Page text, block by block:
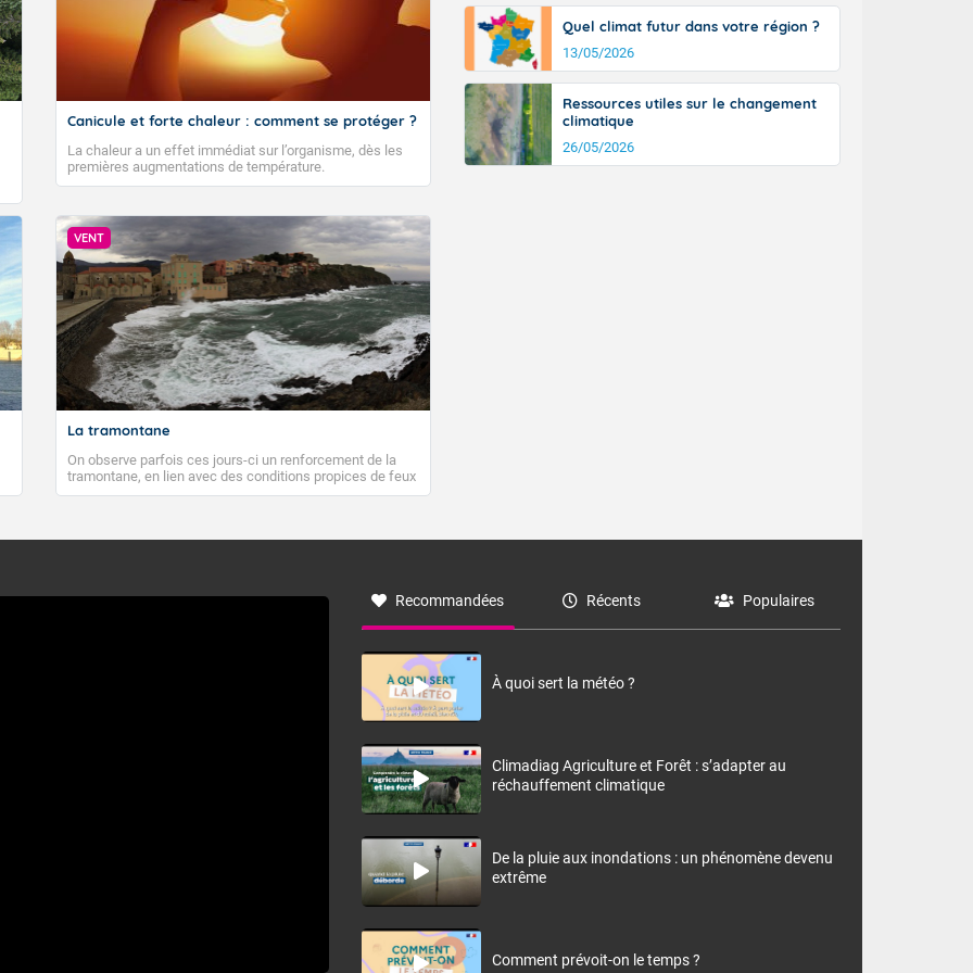
Canicule et forte chaleur : comment se protéger ?
La chaleur a un effet immédiat sur l’organisme, dès les
premières augmentations de température.
VENT
La tramontane
On observe parfois ces jours-ci un renforcement de la
tramontane, en lien avec des conditions propices de feux
de forêt. Mais qu'est-ce que la tramontane ? Quelles sont
à nord-ouest, dans un secteur qui part du Roussillon à la
monts, en allusion aux régions montagneuses d’où
Quel climat futur dans votre région ?
13/05/2026
Ressources utiles sur le changement
climatique
26/05/2026
Recommandées Récents Populaires
À quoi sert la météo ?
Climadiag Agriculture et Forêt : s’adapter au
réchauffement climatique
De la pluie aux inondations : un phénomène devenu
extrême
Comment prévoit-on le temps ?